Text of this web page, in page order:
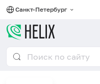
Санкт-Петербург